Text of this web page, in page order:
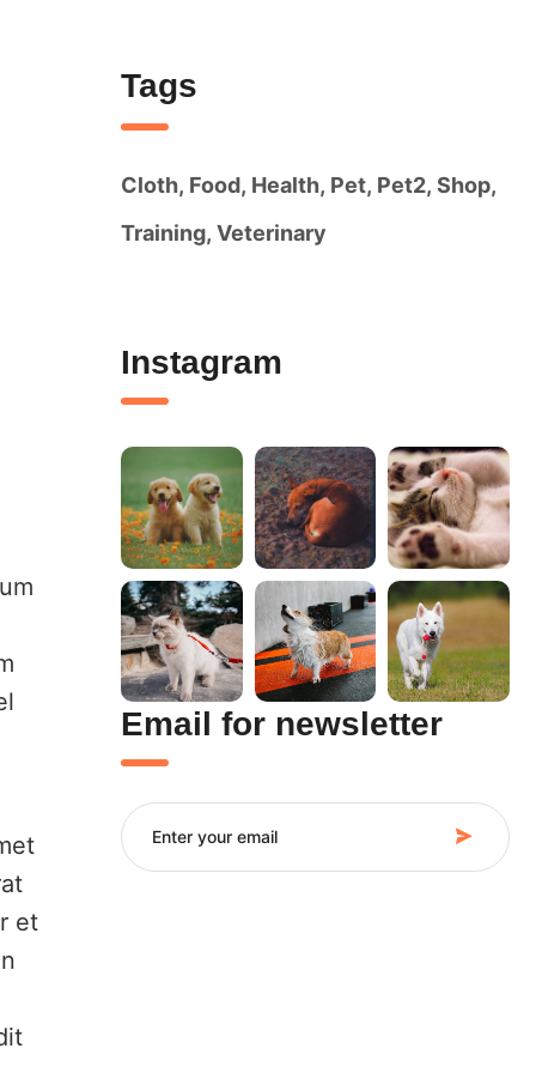
et
Tags
Cloth Food Health Pet Pet2 Shop
Training Veterinary
Instagram
Email for newsletter